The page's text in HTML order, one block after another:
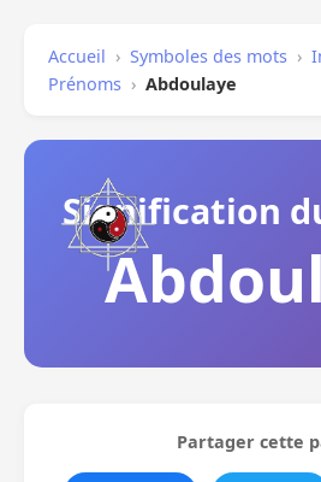
Accueil › Symboles des mots ›
Prénoms › Abdoulaye
Signification
Partager cette